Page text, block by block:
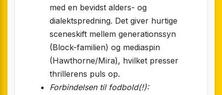
med en bevidst alders- og
dialektspredning. Det giver hurtige
sceneskift mellem generationssyn
(Block-familien) og mediaspin
(Hawthorne/Mira), hvilket presser
thrillerens puls op.
Forbindelsen til fodbold(!):